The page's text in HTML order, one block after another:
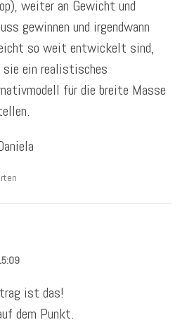
weiter an Gewicht und
gewinnen und irgendwann
so weit entwickelt sind,
sie ein realistisches
für die breite Masse
ist das!
dem Punkt.